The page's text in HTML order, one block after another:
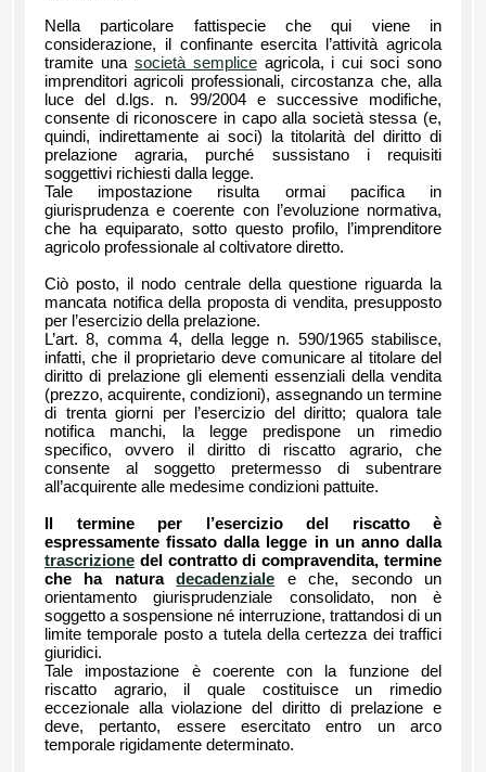
Nella particolare fattispecie che qui viene in
considerazione, il confinante esercita l’attività agricola
tramite una società sempliceagricola, i cui soci sono
imprenditori agricoli professionali, circostanza che, alla
luce del d.lgs. n. 99/2004 e successive modifiche,
consente di riconoscere in capo alla società stessa (e,
quindi, indirettamente ai soci) la titolarità del diritto di
prelazione agraria, purché sussistano i requisiti
soggettivi richiesti dalla legge.
Tale impostazione risulta ormai pacifica in
giurisprudenza e coerente con l’evoluzione normativa,
che ha equiparato, sotto questo profilo, l’imprenditore
agricolo professionale al coltivatore diretto.
Ciò posto, il nodo centrale della questione riguarda la
mancata notifica della proposta di vendita, presupposto
per l’esercizio della prelazione.
L’art. 8, comma 4, della legge n. 590/1965 stabilisce,
infatti, che il proprietario deve comunicare al titolare del
diritto di prelazione gli elementi essenziali della vendita
(prezzo, acquirente, condizioni), assegnando un termine
di trenta giorni per l’esercizio del diritto; qualora tale
notifica manchi, la legge predispone un rimedio
specifico, ovvero il diritto di riscatto agrario, che
consente al soggetto pretermesso di subentrare
all’acquirente alle medesime condizioni pattuite.
Il termine per l’esercizio del riscatto è
espressamente fissato dalla legge in un anno dalla
trascrizione del contratto di compravendita, termine
che ha naturadecadenziale e che, secondo un
orientamento giurisprudenziale consolidato, non è
soggetto a sospensione né interruzione, trattandosi di un
limite temporale posto a tutela della certezza dei traffici
giuridici.
Tale impostazione è coerente con la funzione del
riscatto agrario, il quale costituisce un rimedio
eccezionale alla violazione del diritto di prelazione e
deve, pertanto, essere esercitato entro un arco
temporale rigidamente determinato.